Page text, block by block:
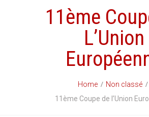
11ème
L’Union
Home
Non classé
11ème Coupe de l’Union